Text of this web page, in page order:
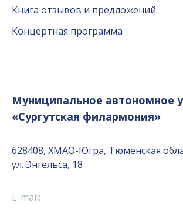
Книга отзывов и предложений
Концертная программа
Муниципальное автономное
«Сургутская филармония»
628408, ХМАО-Югра, Тюменская
ул. Энгельса, 18
E-mail: